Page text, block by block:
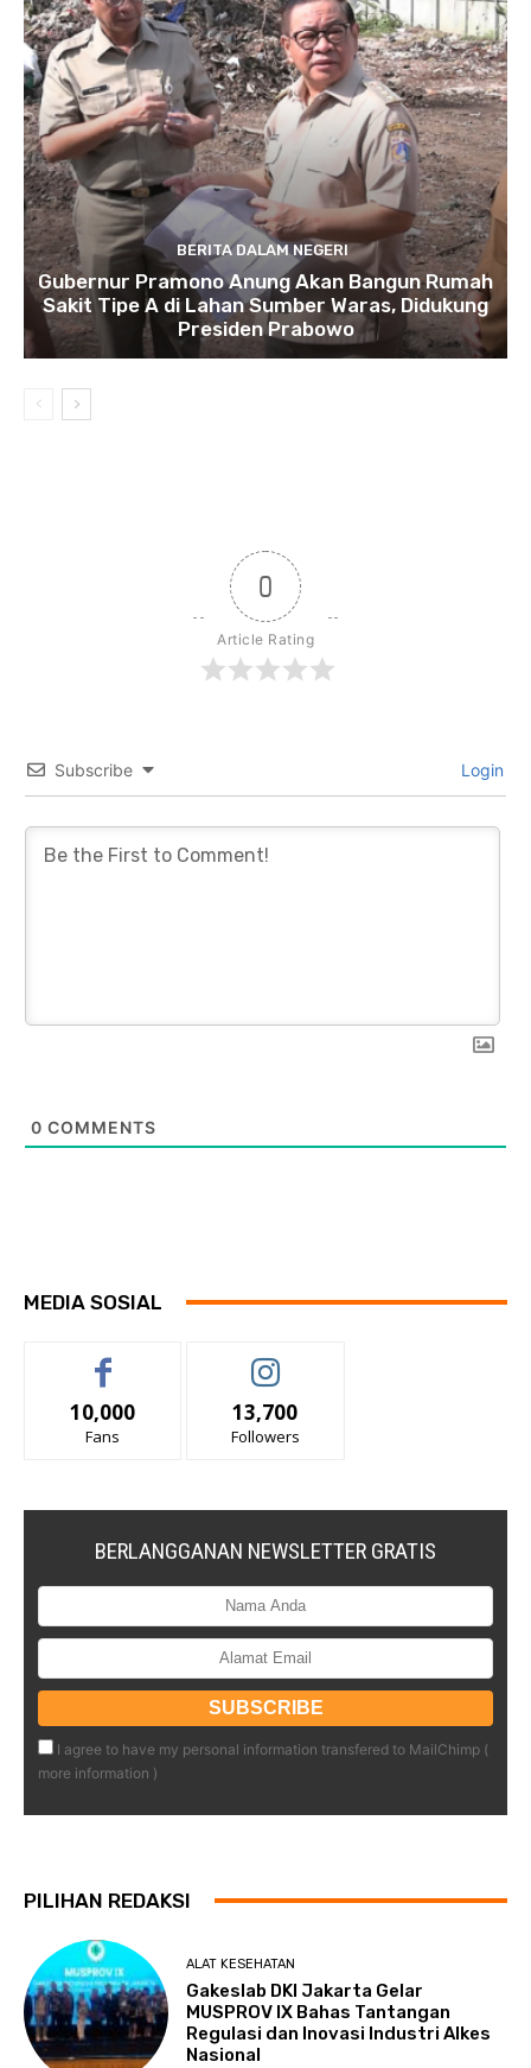
BERITA DALAM NEGERI
Gubernur Pramono Anung Akan Bangun Rumah
Sakit Tipe A di Lahan Sumber Waras, Didukung
Presiden Prabowo
0
Article Rating
Subscribe Login
0 COMMENTS
MEDIA SOSIAL
10,000
Fans
13,700
Followers
BERLANGGANAN NEWSLETTER GRATIS
I agree to have my personal information transfered to MailChimp (
more information )
PILIHAN REDAKSI
ALAT KESEHATAN
Gakeslab DKI Jakarta Gelar
MUSPROV IX Bahas Tantangan
Regulasi dan Inovasi Industri Alkes
Nasional